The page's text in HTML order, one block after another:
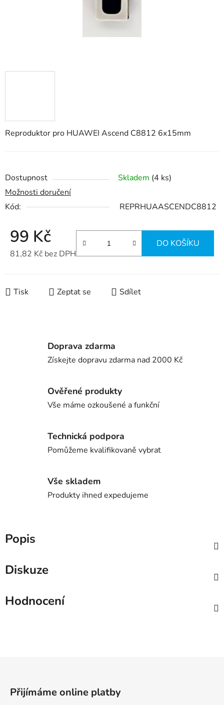
Reproduktor pro HUAWEI Ascend C8812 6x15mm
Dostupnost Skladem (4 ks)
Možnosti doručení
Kód:
REPRHUAASCENDC8812
99 Kč
81,82 Kč bez DPH
DO KOŠÍKU
Tisk Zeptat se Sdílet
Doprava zdarma
Získejte dopravu zdarma nad 2000 Kč
Ověřené produkty
Vše máme ozkoušené a funkční
Technická podpora
Pomůžeme kvalifikovaně vybrat
Vše skladem
Produkty ihned expedujeme
Popis
Diskuze
Hodnocení
Přijímáme online platby